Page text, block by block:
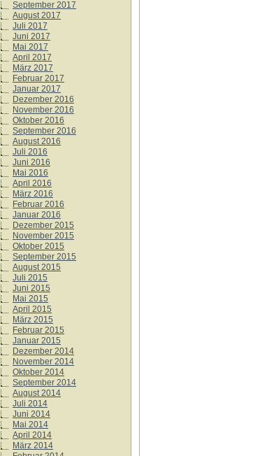
September 2017
August 2017
Juli 2017
Juni 2017
Mai 2017
April 2017
März 2017
Februar 2017
Januar 2017
Dezember 2016
November 2016
Oktober 2016
September 2016
August 2016
Juli 2016
Juni 2016
Mai 2016
April 2016
März 2016
Februar 2016
Januar 2016
Dezember 2015
November 2015
Oktober 2015
September 2015
August 2015
Juli 2015
Juni 2015
Mai 2015
April 2015
März 2015
Februar 2015
Januar 2015
Dezember 2014
November 2014
Oktober 2014
September 2014
August 2014
Juli 2014
Juni 2014
Mai 2014
April 2014
März 2014